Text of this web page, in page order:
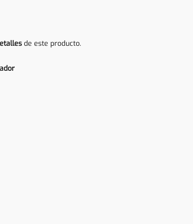
de este producto.